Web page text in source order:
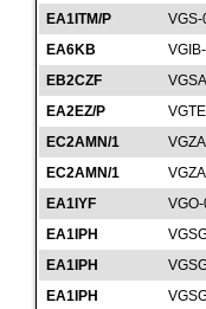
EA1ITM/P
EA6KB
EB2CZF
EA2EZ/P
EC2AMN/1
EC2AMN/1
EA1IYF
EA1IPH
EA1IPH
EA1IPH